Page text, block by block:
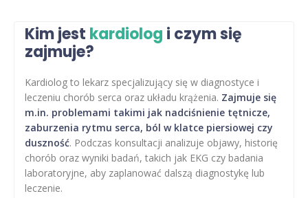
Kim jest kardiolog i czym się
zajmuje?
Kardiolog to lekarz specjalizujący się w diagnostyce i
leczeniu chorób serca oraz układu krążenia. Zajmuje się
m.in. problemami takimi jak nadciśnienie tętnicze,
zaburzenia rytmu serca, ból w klatce piersiowej czy
duszność. Podczas konsultacji analizuje objawy, historię
chorób oraz wyniki badań, takich jak EKG czy badania
laboratoryjne, aby zaplanować dalszą diagnostykę lub
leczenie.